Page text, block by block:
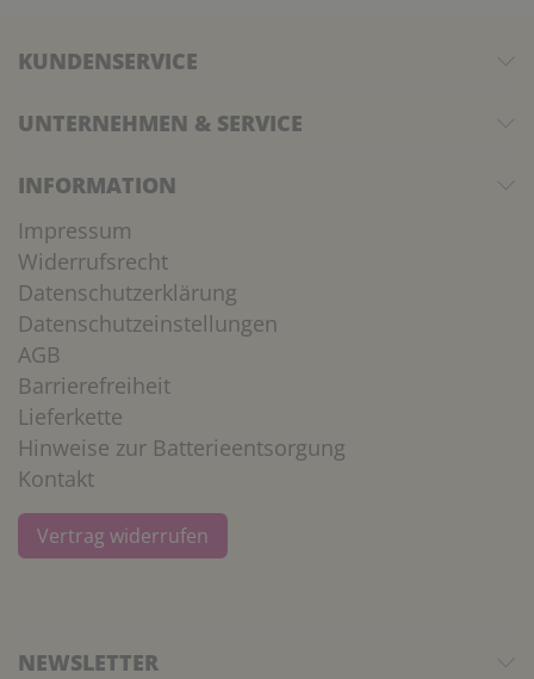
KUNDENSERVICE
UNTERNEHMEN & SERVICE
INFORMATION
Impressum
Widerrufsrecht
Datenschutzerklärung
Datenschutzeinstellungen
AGB
Barrierefreiheit
Lieferkette
Hinweise zur Batterieentsorgung
Kontakt
Vertrag widerrufen
NEWSLETTER